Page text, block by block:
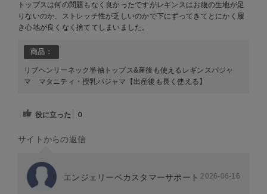
トップスは何の問題もなく良かったですがレギンスはお腹の生地が足
りないのか、ストレッチ性が乏しいのかで下にずってきてとにかく履
き心地が良くなく捨ててしまいました。
商品：
リブヘンリーネック半袖トップス&産後も使えるレギンスパジャ
マ マタニティ・授乳パジャマ【出産後も長く使える】
役に立った 0
サイトからの返信
エンジェリーベカスタマーサポート 2026-06-16